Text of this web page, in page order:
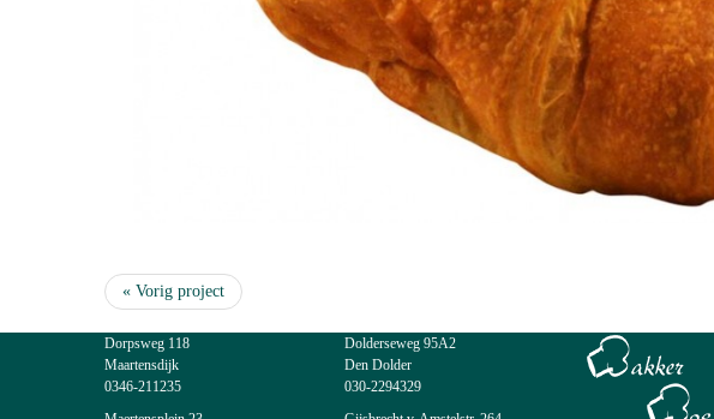
« Vorig project
Dorpsweg 118
Maartensdijk
0346-211235
Dolderseweg 95A2
Den Dolder
030-2294329